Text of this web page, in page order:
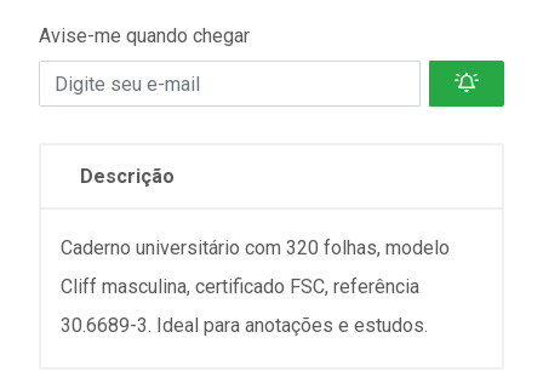
Avise-me quando chegar
Descrição
Caderno universitário com 320 folhas, modelo
Cliff masculina, certificado FSC, referência
30.6689-3. Ideal para anotações e estudos.